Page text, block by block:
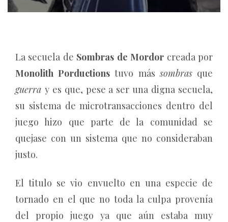
La secuela de Sombras de Mordor creada por
Monolith Porductions tuvo mássombrasque
guerra y es que, pese a ser una digna secuela,
su sistema de microtransacciones dentro del
juego hizo que parte de la comunidad se
quejase con un sistema que no consideraban
justo.
El titulo se vio envuelto en una especie de
tornado en el que no toda la culpa provenía
del propio juego ya que aún estaba muy